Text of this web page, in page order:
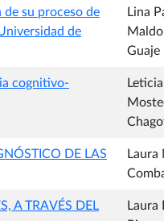
su proceso de
de
Lina
Guaje
cognitivo-
DE LAS
Laura
A TRAVÉS DEL
Laura